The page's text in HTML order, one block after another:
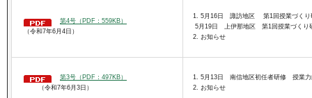
第4号（PDF：559KB）
（令和7年6月4日）
1. 5月16日 諏訪地区 第1回授業づくり
5月19日 上伊那地区 第1回授業づくり
2. お知らせ
第3号（PDF：497KB）
（令和7年6月3日）
1. 5月13日 南信地区初任者研修 授業力
2. お知らせ